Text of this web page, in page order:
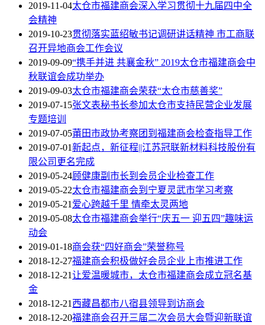
2019-11-04太仓市福建商会深入学习贯彻十九届四中全
会精神
2019-10-23贯彻落实蓝绍敏书记调研讲话精神 市工商联
召开异地商会工作会议
2019-09-09“携手并进 共襄金秋” 2019太仓市福建商会中
秋联谊会成功举办
2019-09-03太仓市福建商会荣获“太仓市慈善奖”
2019-07-15张文表秘书长参加太仓市支持民营企业发展
专题培训
2019-07-05莆田市政协考察团到福建商会检查指导工作
2019-07-01新起点，新征程||江苏冠联新材料科技股份有
限公司更名完成
2019-05-24顾健康副市长到会员企业检查工作
2019-05-22太仓市福建商会到宁夏灵武市学习考察
2019-05-21爱心跨越千里 情牵太灵两地
2019-05-08太仓市福建商会举行“庆五一 迎五四”趣味运
动会
2019-01-18商会获“四好商会”荣誉称号
2018-12-27福建商会积极做好会员企业上市推进工作
2018-12-21让爱温暖城市，太仓市福建商会成立冠名基
金
2018-12-21西藏昌都市八宿县领导到访商会
2018-12-20福建商会召开三届二次会员大会暨迎新联谊